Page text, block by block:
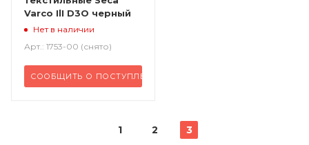
Varco IlI D3O черный
Нет в наличии
Арт.: 1753-00 (снято)
СООБЩИТЬ О ПОСТУПЛЕНИИ
1 2 3